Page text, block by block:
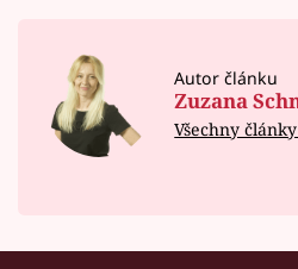
Autor článku
Zuzana
Všechny